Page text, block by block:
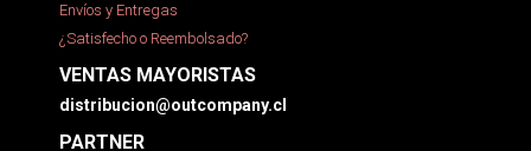
Envíos y Entregas
¿Satisfecho o Reembolsado?
VENTAS MAYORISTAS
distribucion@outcompany.cl
PARTNER